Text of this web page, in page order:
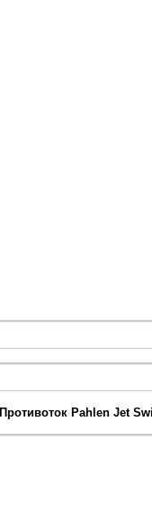
Противоток Pahlen Jet